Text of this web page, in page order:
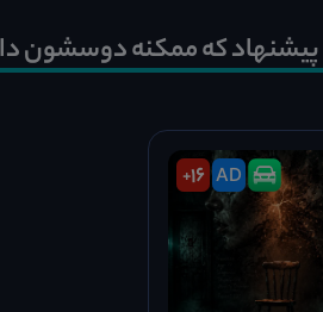
که ممکنه دوسشون
AD
16
+